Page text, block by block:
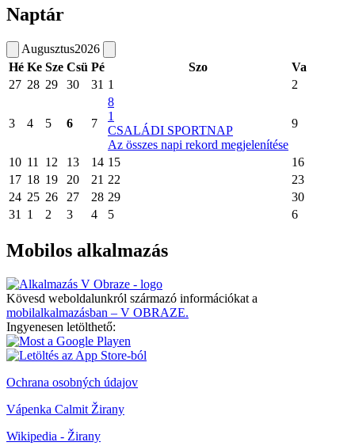
Naptár
Augusztus2026
Hé Ke Sze Csü Pé Szo
Va
27 28 29 30 31 1 2
3 4 5 6 7
8
1
CSALÁDI SPORTNAP
Az összes napi rekord megjelenítése
9
10 11 12 13 14 15
16
17 18 19 20 21 22
23
24 25 26 27 28 29
30
31
1 2 3 4 5 6
Mobilos alkalmazás
Kövesd weboldalunkról származó információkat a
mobilalkalmazásban – V OBRAZE.
Ingyenesen letölthető:
Ochrana osobných údajov
Vápenka Calmit Žirany
Wikipedia - Žirany